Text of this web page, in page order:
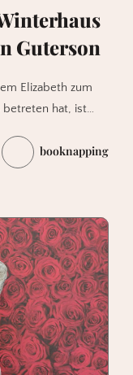
Guterson
Elizabeth zum
hat, ist…
booknapping